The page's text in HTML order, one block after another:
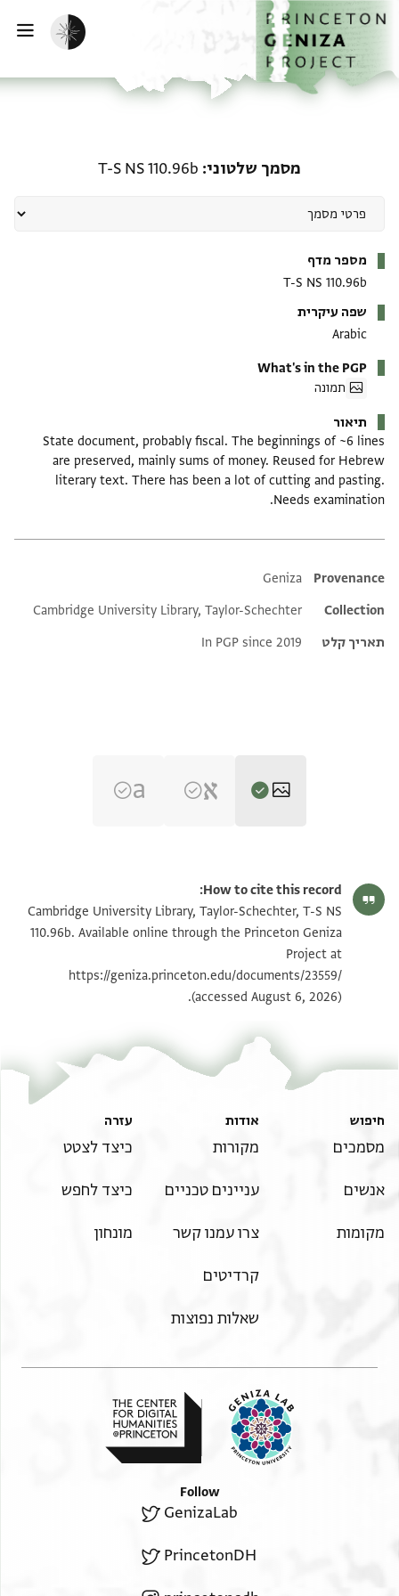
לתוכןהבית
הפעלת מצב כהה
מסמך שלטוני T-S NS 110.96b
מספר מדף
T-S NS 110.96b
שפה עיקרית
Arabic
What's in the PGP
תמונה
תיאור
State document, probably fiscal. The beginnings of ~6 lines
are preserved, mainly sums of money. Reused for Hebrew
literary text. There has been a lot of cutting and pasting.
Needs examination.
Additional metadata
Provenance
Geniza
Collection
Cambridge University Library, Taylor-Schechter
תאריך קלט
In PGP since 2019
T-S NS 110.96b 1v הגדל וסובב
תנאי היתר שימוש בתצלום
How to cite this record:
Cambridge University Library, Taylor-Schechter, T-S NS
110.96b. Available online through the Princeton Geniza
Project at
https://geniza.princeton.edu/documents/23559/
(accessed August 6, 2026).
חיפוש
מסמכים
אנשים
מקומות
אודות
מקורות
עניינים טכניים
צרו עמנו קשר
קרדיטים
שאלות נפוצות
עזרה
כיצד לצטט
כיצד לחפש
מונחון
Follow
GenizaLab
PrincetonDH